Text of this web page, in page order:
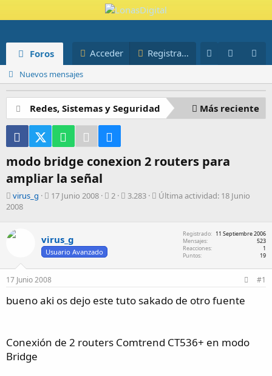
Foros Blog
Acceder
Registrarse
Nuevos mensajes
Redes, Sistemas y Seguridad Más reciente
FacebookX (Twitter)WhatsAppTelegram
modo bridge conexion 2 routers para
ampliar la señal
A
u
o
r
virus_g
F
a
d
e
i
n
c
17 Junio 2008
R
t
2
V
3.283
Ú
c
v
d
Última actividad: 18 Junio
2008
virus_g
Usuario Avanzado
Registrado
11 Septiembre 2006
Mensajes
523
Reacciones
1
Puntos
19
17 Junio 2008 #1
bueno aki os dejo este tuto sakado de otro fuente
Conexión de 2 routers Comtrend CT536+ en modo
Bridge